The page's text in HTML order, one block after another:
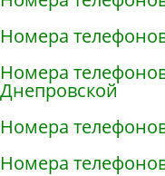
Номера
Номера
Днепровской
Номера
Номера